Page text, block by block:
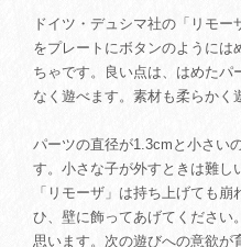
ドイツ・デュシマ社の「リモ
をプレートにボタンのようには
ちゃです。良い点は、はめたパ
なく遊べます。素材も柔らかく
パーツの直径が1.3cmと小さい
す。小さな子が外すときは難し
「リモーザ」は持ち上げても
ひ、壁に飾ってあげてください
思います。次の遊びへの意欲が